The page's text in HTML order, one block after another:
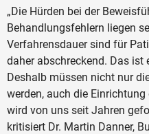
„Die Hürden bei der
Behandlungsfehlern liegen
Verfahrensdauer sind für
daher abschreckend. Das ist
Deshalb müssen nicht nur
werden, auch die
wird von uns seit Jahren
kritisiert Dr. Martin Danner,